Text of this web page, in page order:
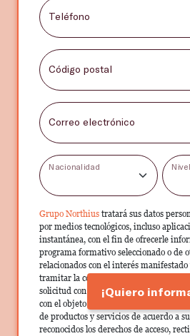
Teléfono
Código postal
Correo electrónico
Nacionalidad
Grupo Northius tratará sus datos
por medios tecnológicos, incluso
instantánea, con el fin de ofrecerle
programa formativo seleccionado o de
relacionados con el interés manifestado
tramitar la contratación
solicitud con las empresas que
con el objeto de que estas puedan
de productos y servicios de acuerdo a
reconocidos los derechos de acceso,
¡Quiero